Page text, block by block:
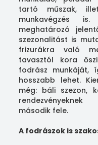
tartó műszak,
munkavégzés
meghatározó
szezonalitást is
frizurákra való
tavasztól kora
fodrász munkáját,
hosszabb lehet.
még: báli szezon,
második fele.
A fodrászok is